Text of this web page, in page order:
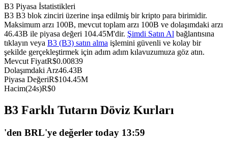
USDC Vadeli İşlemleri
USDC'yi teminat olarak kullanan vadeli işlemler
B3 Piyasa İstatistikleri
B3 B3 blok zinciri üzerine inşa edilmiş bir kripto para birimidir.
Maksimum arzı 100B, mevcut toplam arzı 100B ve dolaşımdaki arzı
46.43B ile piyasa değeri 104.45M'dir. Şimdi Satın Al bağlantısına
tıklayın veya B3 (B3) satın alma işlemini güvenli ve kolay bir
şekilde gerçekleştirmek için adım adım kılavuzumuza göz atın.
Mevcut FiyatR$0.00839
Dolaşımdaki Arz46.43B
Piyasa DeğeriR$104.45M
Hacim(24s)R$0
B3 Farklı Tutarın Döviz Kurları
'den BRL'ye değerler today 13:59